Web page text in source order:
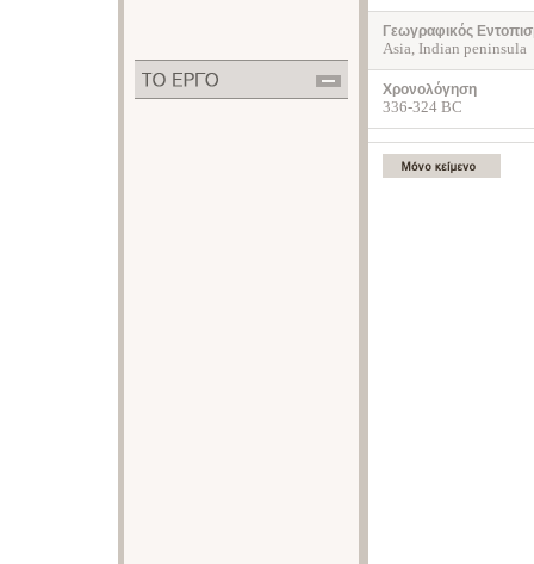
Γεωγραφικός
Asia, Indian peninsula
Χρονολόγηση
336-324 BC